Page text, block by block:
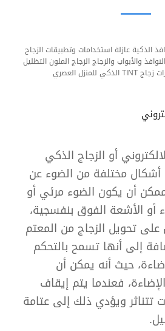
أو الزجاج الذكي
مختلفة من الضوء عن
أن يكون الضوء مرئي أو
أو الأشعة الفوق بنفسجية،
على تحويل الزجاج من المعتم
إلى أنها تسمح بالتحكم
حيث أنه يمكن أن
فعندما يتم إيقاف
تتناثر ويؤدي ذلك إلى عتامة